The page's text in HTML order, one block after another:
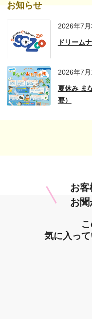
お知らせ
2026年7月
ドリーム
2026年7月
夏休み ま
要）
お客
お
気に入っ